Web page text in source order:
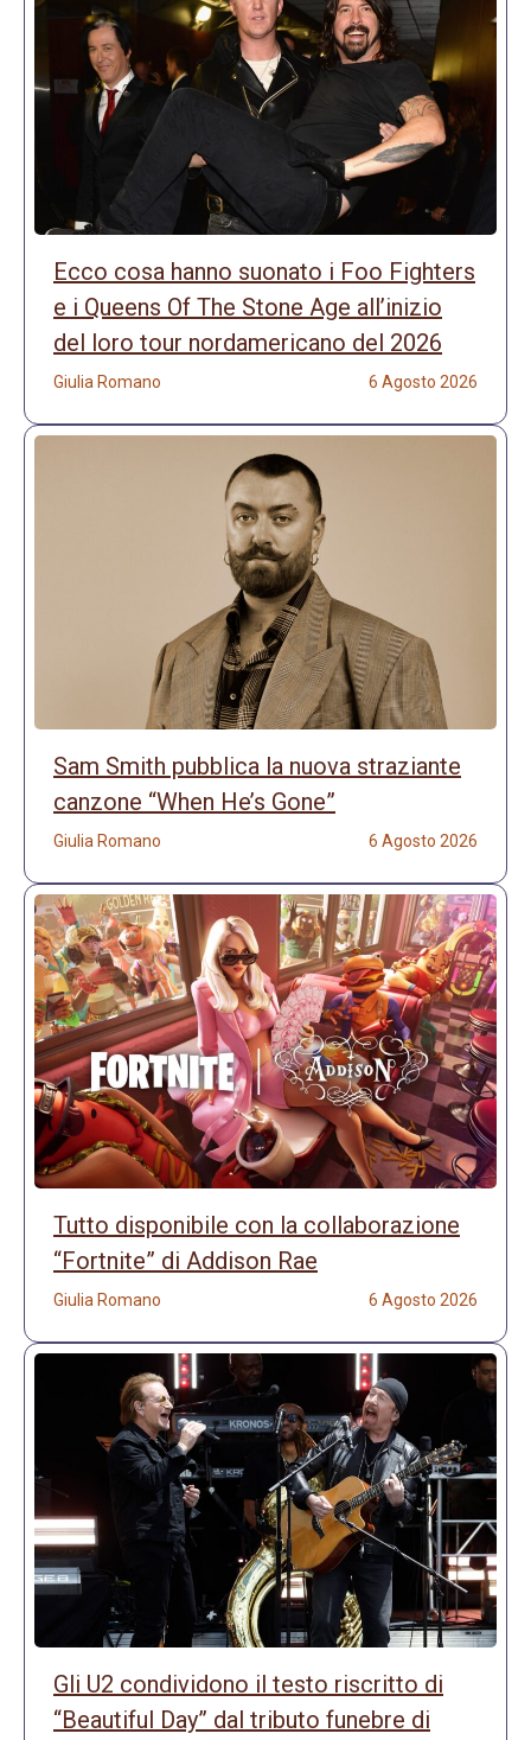
Ecco cosa hanno suonato i Foo Fighters
e i Queens Of The Stone Age all’inizio
del loro tour nordamericano del 2026
Giulia Romano 6 Agosto 2026
Sam Smith pubblica la nuova straziante
canzone “When He’s Gone”
Giulia Romano 6 Agosto 2026
Tutto disponibile con la collaborazione
“Fortnite” di Addison Rae
Giulia Romano 6 Agosto 2026
Gli U2 condividono il testo riscritto di
“Beautiful Day” dal tributo funebre di